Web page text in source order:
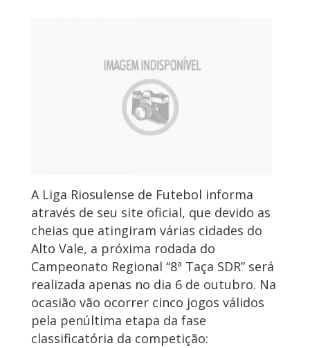
A Liga Riosulense de Futebol informa
através de seu site oficial, que devido as
cheias que atingiram várias cidades do
Alto Vale, a próxima rodada do
Campeonato Regional “8ª Taça SDR” será
realizada apenas no dia 6 de outubro. Na
ocasião vão ocorrer cinco jogos válidos
pela penúltima etapa da fase
classificatória da competição: